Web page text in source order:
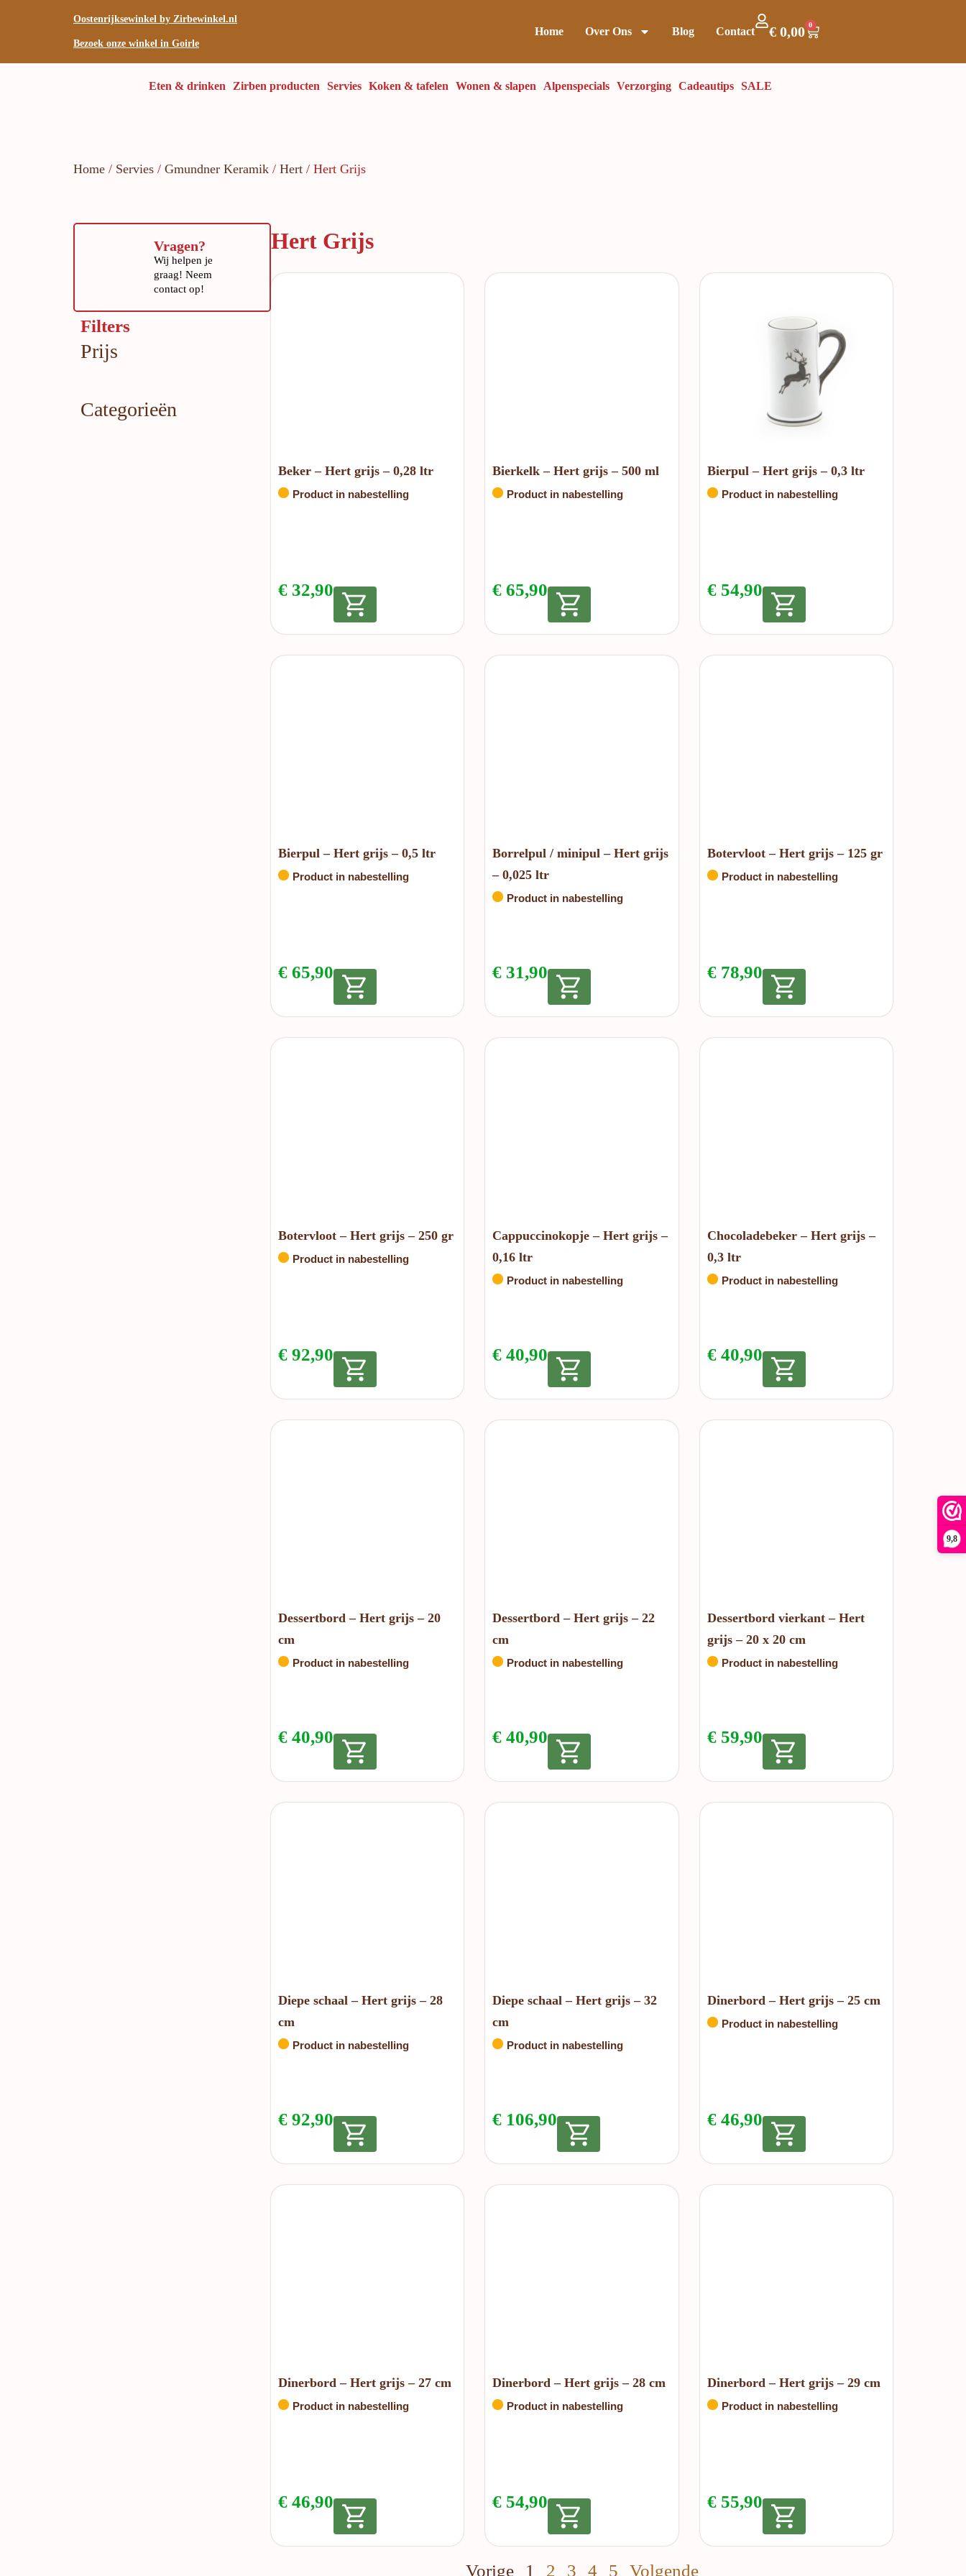
9,8
Oostenrijksewinkel by Zirbewinkel.nl
Bezoek onze winkel in Goirle
Home Over Ons Blog Contact €0,00 0
Eten & drinken Zirben producten Servies Koken & tafelen Wonen & slapen Alpenspecials Verzorging Cadeautips SALE
Home / Servies / Gmundner Keramik / Hert / Hert Grijs
Vragen?
Wij helpen je
graag! Neem
contact op!
Filters
Prijs
Categorieën
Hert Grijs
Beker – Hert grijs – 0,28 ltr
Product in nabestelling
€ 32,90
Bierkelk – Hert grijs – 500 ml
Product in nabestelling
€ 65,90
Bierpul – Hert grijs – 0,3 ltr
Product in nabestelling
€54,90
Bierpul – Hert grijs – 0,5 ltr
Product in nabestelling
€ 65,90
Borrelpul / minipul – Hert grijs
– 0,025 ltr
Product in nabestelling
€ 31,90
Botervloot – Hert grijs – 125 gr
Product in nabestelling
€78,90
Botervloot – Hert grijs – 250 gr
Product in nabestelling
€ 92,90
Cappuccinokopje – Hert grijs –
0,16 ltr
Product in nabestelling
€ 40,90
Chocoladebeker – Hert grijs –
0,3 ltr
Product in nabestelling
€40,90
Dessertbord – Hert grijs – 20
cm
Product in nabestelling
€ 40,90
Dessertbord – Hert grijs – 22
cm
Product in nabestelling
€ 40,90
Dessertbord vierkant – Hert
grijs – 20 x 20 cm
Product in nabestelling
€59,90
Diepe schaal – Hert grijs – 28
cm
Product in nabestelling
€ 92,90
Diepe schaal – Hert grijs – 32
cm
Product in nabestelling
€ 106,90
Dinerbord – Hert grijs – 25 cm
Product in nabestelling
€46,90
Dinerbord – Hert grijs – 27 cm
Product in nabestelling
€ 46,90
Dinerbord – Hert grijs – 28 cm
Product in nabestelling
€ 54,90
Dinerbord – Hert grijs – 29 cm
Product in nabestelling
€55,90
Vorige 1 2 3 4 5 Volgende